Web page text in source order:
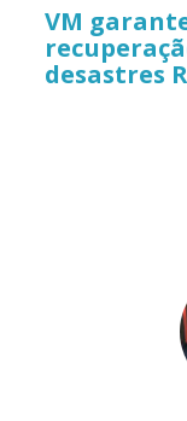
VM
desastres